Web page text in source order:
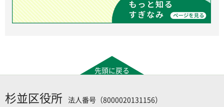
先頭に戻る
杉並区役所 法人番号（8000020131156）